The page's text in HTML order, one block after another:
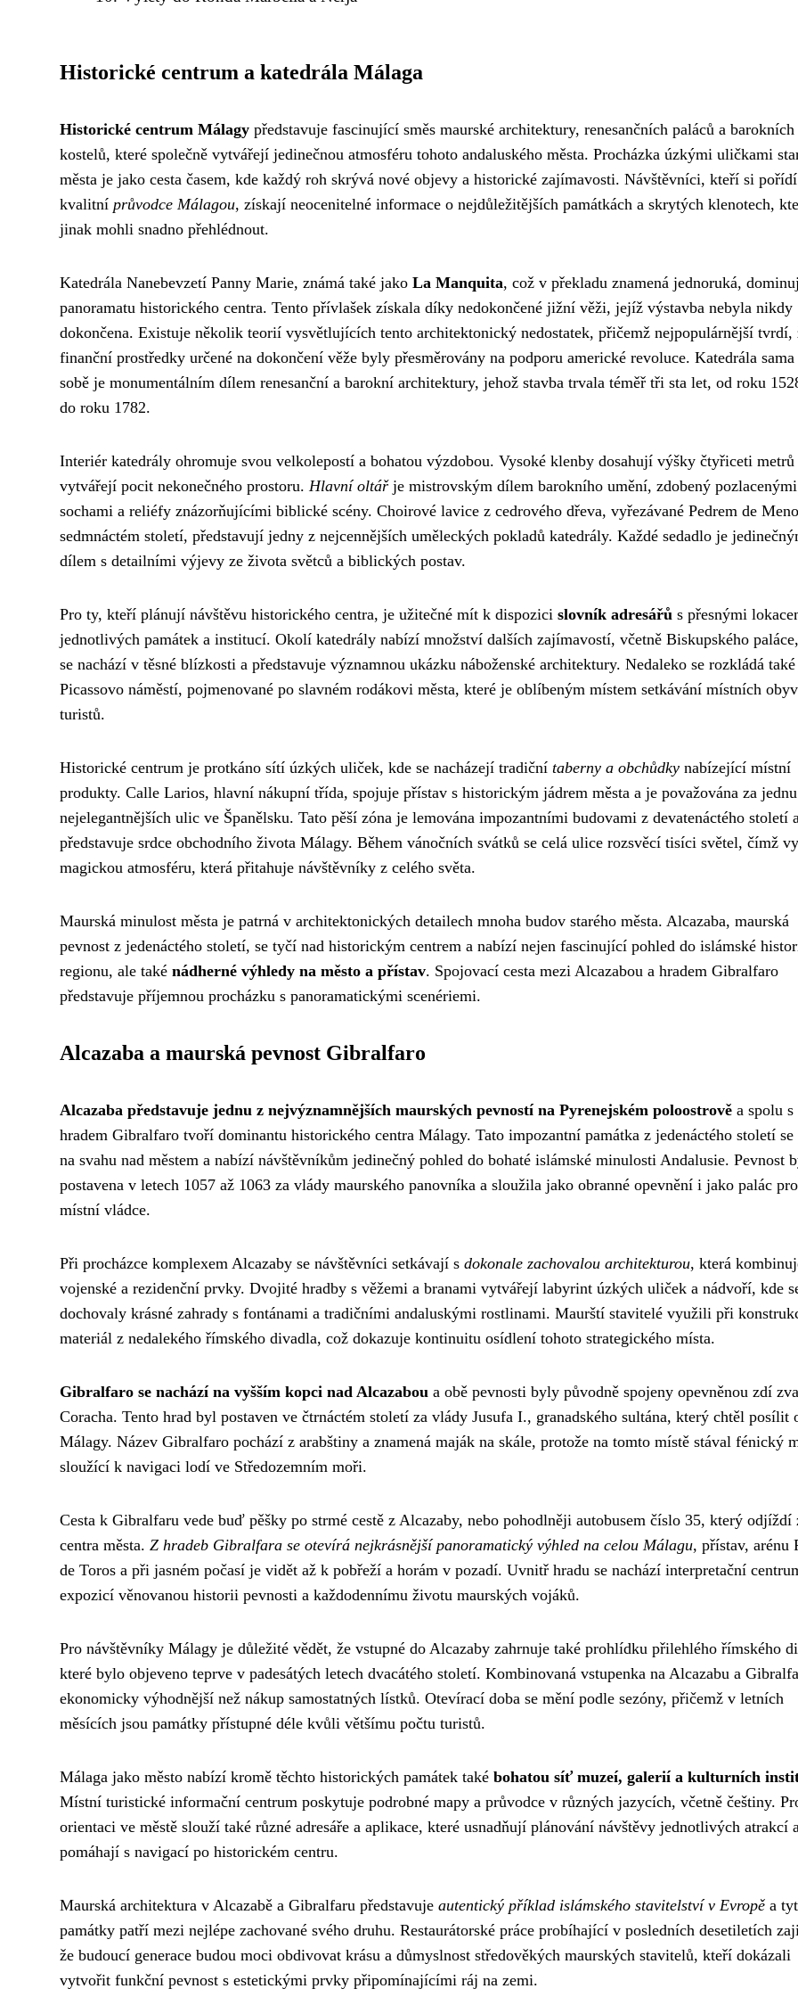
Historické centrum a katedrála Málaga
Historické centrum Málagy představuje fascinující směs maurské architektury, renesančních paláců a barokních
kostelů, které společně vytvářejí jedinečnou atmosféru tohoto andaluského města. Procházka úzkými uličkami
města je jako cesta časem, kde každý roh skrývá nové objevy a historické zajímavosti. Návštěvníci, kteří si pořídí
kvalitní průvodce Málagou, získají neocenitelné informace o nejdůležitějších památkách a skrytých klenotech,
jinak mohli snadno přehlédnout.
Katedrála Nanebevzetí Panny Marie, známá také jako La Manquita, což v překladu znamená jednoruká,
panoramatu historického centra. Tento přívlašek získala díky nedokončené jižní věži, jejíž výstavba nebyla nikdy
dokončena. Existuje několik teorií vysvětlujících tento architektonický nedostatek, přičemž nejpopulárnější tvrdí,
finanční prostředky určené na dokončení věže byly přesměrovány na podporu americké revoluce. Katedrála sama
sobě je monumentálním dílem renesanční a barokní architektury, jehož stavba trvala téměř tři sta let, od roku
do roku 1782.
Interiér katedrály ohromuje svou velkolepostí a bohatou výzdobou. Vysoké klenby dosahují výšky čtyřiceti metrů
vytvářejí pocit nekonečného prostoru. Hlavní oltářje mistrovským dílem barokního umění, zdobený pozlacenými
sochami a reliéfy znázorňujícími biblické scény. Choirové lavice z cedrového dřeva, vyřezávané Pedrem de
sedmnáctém století, představují jedny z nejcennějších uměleckých pokladů katedrály. Každé sedadlo je
dílem s detailními výjevy ze života světců a biblických postav.
Pro ty, kteří plánují návštěvu historického centra, je užitečné mít k dispozici slovník adresářů s přesnými
jednotlivých památek a institucí. Okolí katedrály nabízí množství dalších zajímavostí, včetně Biskupského
se nachází v těsné blízkosti a představuje významnou ukázku náboženské architektury. Nedaleko se rozkládá také
Picassovo náměstí, pojmenované po slavném rodákovi města, které je oblíbeným místem setkávání místních
turistů.
Historické centrum je protkáno sítí úzkých uliček, kde se nacházejí tradiční taberny a obchůdky nabízející místní
produkty. Calle Larios, hlavní nákupní třída, spojuje přístav s historickým jádrem města a je považována za
nejelegantnějších ulic ve Španělsku. Tato pěší zóna je lemována impozantními budovami z devatenáctého století a
představuje srdce obchodního života Málagy. Během vánočních svátků se celá ulice rozsvěcí tisíci světel, čímž
magickou atmosféru, která přitahuje návštěvníky z celého světa.
Maurská minulost města je patrná v architektonických detailech mnoha budov starého města. Alcazaba, maurská
pevnost z jedenáctého století, se tyčí nad historickým centrem a nabízí nejen fascinující pohled do islámské
regionu, ale také nádherné výhledy na město a přístav. Spojovací cesta mezi Alcazabou a hradem Gibralfaro
představuje příjemnou procházku s panoramatickými scenériemi.
Alcazaba a maurská pevnost Gibralfaro
Alcazaba představuje jednu z nejvýznamnějších maurských pevností na Pyrenejském poloostrově a spolu s
hradem Gibralfaro tvoří dominantu historického centra Málagy. Tato impozantní památka z jedenáctého století
na svahu nad městem a nabízí návštěvníkům jedinečný pohled do bohaté islámské minulosti Andalusie. Pevnost
postavena v letech 1057 až 1063 za vlády maurského panovníka a sloužila jako obranné opevnění i jako palác pro
místní vládce.
Při procházce komplexem Alcazaby se návštěvníci setkávají s dokonale zachovalou architekturou, která
vojenské a rezidenční prvky. Dvojité hradby s věžemi a branami vytvářejí labyrint úzkých uliček a nádvoří, kde
dochovaly krásné zahrady s fontánami a tradičními andaluskými rostlinami. Maurští stavitelé využili při
materiál z nedalekého římského divadla, což dokazuje kontinuitu osídlení tohoto strategického místa.
Gibralfaro se nachází na vyšším kopci nad Alcazabou a obě pevnosti byly původně spojeny opevněnou zdí
Coracha. Tento hrad byl postaven ve čtrnáctém století za vlády Jusufa I., granadského sultána, který chtěl posílit
Málagy. Název Gibralfaro pochází z arabštiny a znamená maják na skále, protože na tomto místě stával fénický
sloužící k navigaci lodí ve Středozemním moři.
Cesta k Gibralfaru vede buď pěšky po strmé cestě z Alcazaby, nebo pohodlněji autobusem číslo 35, který odjíždí
centra města. Z hradeb Gibralfara se otevírá nejkrásnější panoramatický výhled na celou Málagu, přístav, arénu
de Toros a při jasném počasí je vidět až k pobřeží a horám v pozadí. Uvnitř hradu se nachází interpretační
expozicí věnovanou historii pevnosti a každodennímu životu maurských vojáků.
Pro návštěvníky Málagy je důležité vědět, že vstupné do Alcazaby zahrnuje také prohlídku přilehlého římského
které bylo objeveno teprve v padesátých letech dvacátého století. Kombinovaná vstupenka na Alcazabu a
ekonomicky výhodnější než nákup samostatných lístků. Otevírací doba se mění podle sezóny, přičemž v letních
měsících jsou památky přístupné déle kvůli většímu počtu turistů.
Málaga jako město nabízí kromě těchto historických památek také bohatou síť muzeí, galerií a kulturních
Místní turistické informační centrum poskytuje podrobné mapy a průvodce v různých jazycích, včetně češtiny.
orientaci ve městě slouží také různé adresáře a aplikace, které usnadňují plánování návštěvy jednotlivých atrakcí a
pomáhají s navigací po historickém centru.
Maurská architektura v Alcazabě a Gibralfaru představuje autentický příklad islámského stavitelství v Evropě a
památky patří mezi nejlépe zachované svého druhu. Restaurátorské práce probíhající v posledních desetiletích
že budoucí generace budou moci obdivovat krásu a důmyslnost středověkých maurských stavitelů, kteří dokázali
vytvořit funkční pevnost s estetickými prvky připomínajícími ráj na zemi.